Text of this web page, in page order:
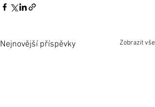
Nejnovější příspěvky Zobrazit vše